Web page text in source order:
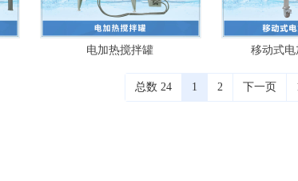
电加热搅拌罐 移动式
总数 24 1 2 下一页